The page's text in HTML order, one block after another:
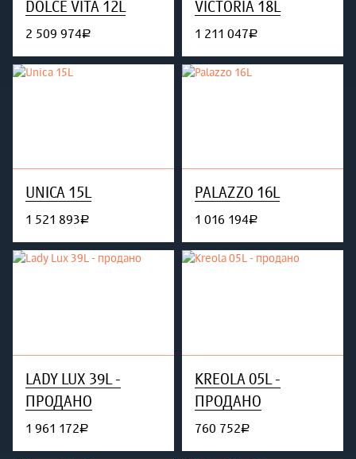
DOLCE VITA 12L
2 509 974руб.
VICTORIA 18L
1 211 047руб.
UNICA 15L
1 521 893руб.
PALAZZO 16L
1 016 194руб.
LADY LUX 39L -
ПРОДАНО
1 961 172руб.
KREOLA 05L -
ПРОДАНО
760 752руб.